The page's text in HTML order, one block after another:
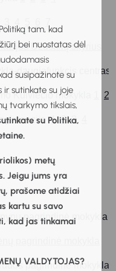
tam, kad
bei nuostatas dėl
susipažinote su
ir sutinkate su joje
tvarkymo tikslais,
su Politika,
metų
Jeigu jums yra
prašome atidžiai
kartu su savo
kad jas tinkamai
VALDYTOJAS?
Užusalių skyrius
daugiafunkcis centras
Kulviečio mokykla 2
1 2 3
pagrindinė mokykla
pagrindinė mokykla
pagrindinė mokykla